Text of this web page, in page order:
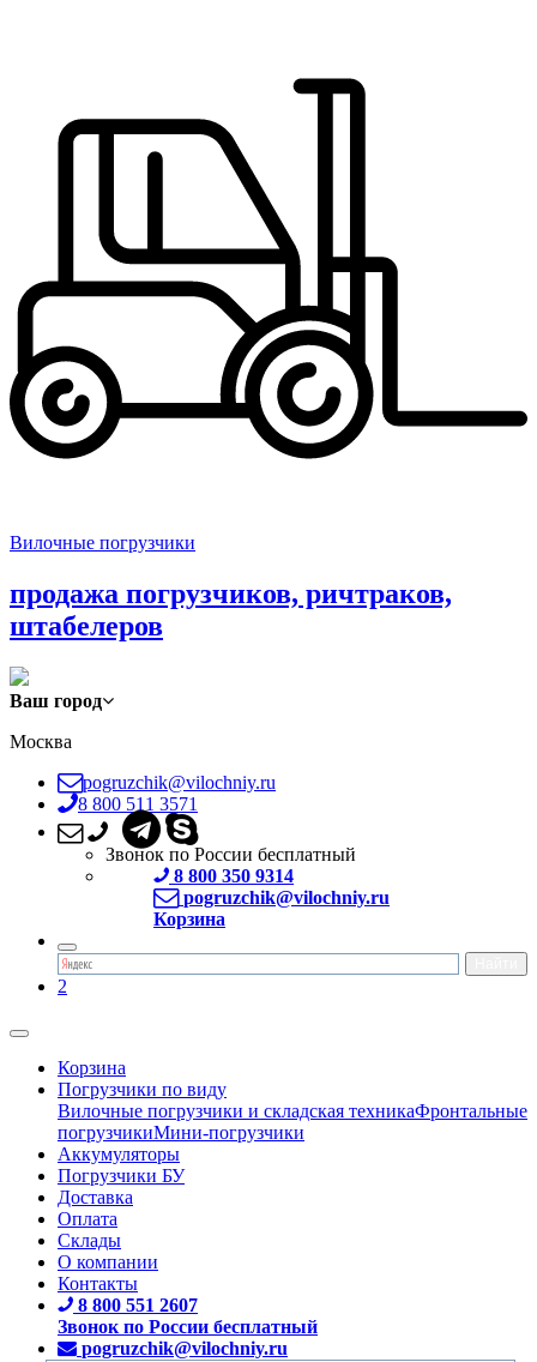
Вилочные погрузчики
продажа погрузчиков, ричтраков,
штабелеров
Ваш город
Москва
pogruzchik@vilochniy.ru
8 800 511 3571
Звонок по России бесплатный
8 800 350 9314
pogruzchik@vilochniy.ru
Корзина
2
Корзина
Погрузчики по виду
Вилочные погрузчики и складская техникаФронтальные
погрузчикиМини-погрузчики
Аккумуляторы
Погрузчики БУ
Доставка
Оплата
Склады
О компании
Контакты
8 800 551 2607
Звонок по России бесплатный
pogruzchik@vilochniy.ru